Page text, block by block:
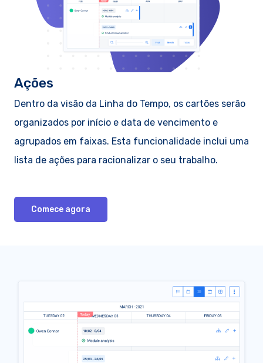
Ações
Dentro da visão da Linha do Tempo, os cartões serão
organizados por início e data de vencimento e
agrupados em faixas. Esta funcionalidade inclui uma
lista de ações para racionalizar o seu trabalho.
Comece agora